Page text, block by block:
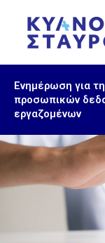
περιεχόμενο
Ενημέρωση για
προσωπικών
εργαζομένων